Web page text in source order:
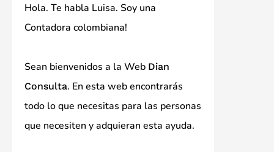
Hola. Te habla Luisa. Soy una
Contadora colombiana!
Sean bienvenidos a la Web Dian
Consulta. En esta web encontrarás
todo lo que necesitas para las personas
que necesiten y adquieran esta ayuda.